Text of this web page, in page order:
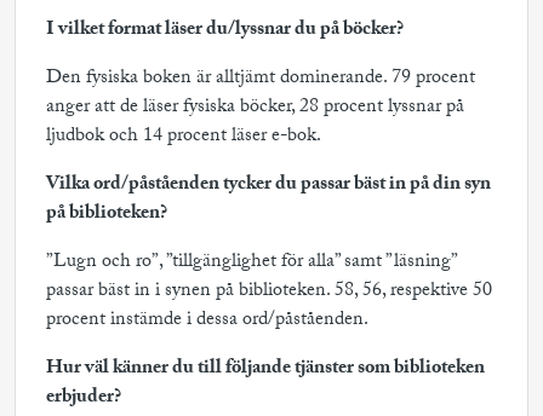
I vilket format läser du/lyssnar du på böcker?
Den fysiska boken är alltjämt dominerande. 79 procent
anger att de läser fysiska böcker, 28 procent lyssnar på
ljudbok och 14 procent läser e-bok.
Vilka ord/påståenden tycker du passar bäst in på din syn
på biblioteken?
”Lugn och ro”, ”tillgänglighet för alla” samt ”läsning”
passar bäst in i synen på biblioteken. 58, 56, respektive 50
procent instämde i dessa ord/påståenden.
Hur väl känner du till följande tjänster som biblioteken
erbjuder?